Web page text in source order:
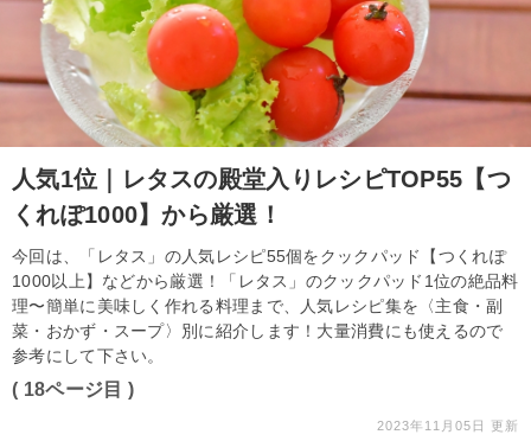
人気1位｜レタスの殿堂入りレシピTOP55【つ
くれぽ1000】から厳選！
今回は、「レタス」の人気レシピ55個をクックパッド【つくれぽ
1000以上】などから厳選！「レタス」のクックパッド1位の絶品料
理〜簡単に美味しく作れる料理まで、人気レシピ集を〈主食・副
菜・おかず・スープ〉別に紹介します！大量消費にも使えるので
参考にして下さい。
( 18ページ目 )
2023年11月05日 更新